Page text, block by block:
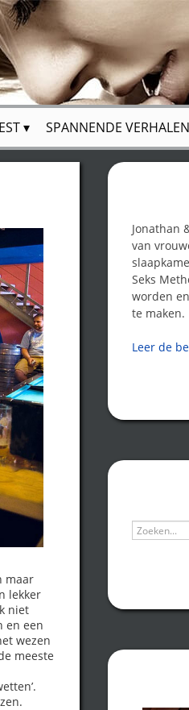
SPANNENDE VERHALEN
maar
lekker
niet
en een
wezen
meeste
Jonathan
van
Seks
worden
te maken.
Leer de